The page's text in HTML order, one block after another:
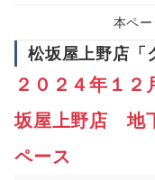
本ペ
松坂屋上野店「
２０２４年１
坂屋上野店 地
ペース